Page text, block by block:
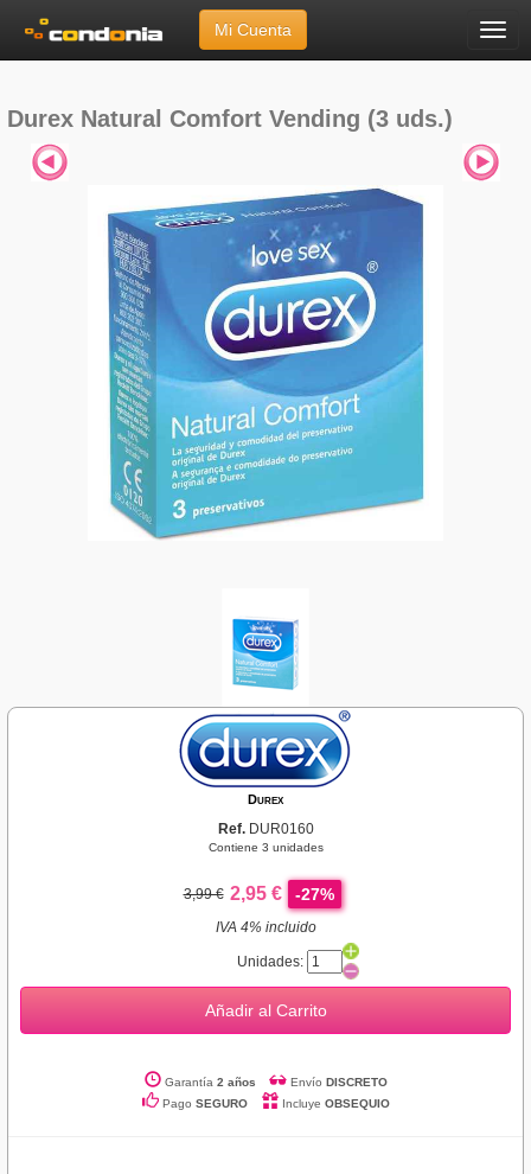
Menú
Mi Cuenta
Durex Natural Comfort Vending (3 uds.)
Durex Natural Comfort Vending (3 uds.)
Durex
Ref. DUR0160
Contiene 3 unidades
3,99 € 2,95 € -27%
IVA 4% incluido
Unidades:
Añadir al Carrito
Garantía 2 años Envío DISCRETO
Pago SEGURO Incluye OBSEQUIO